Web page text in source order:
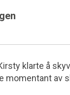
klarte å
momentant av